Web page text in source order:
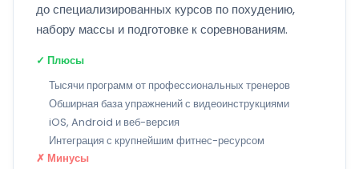
до специализированных курсов по похудению,
набору массы и подготовке к соревнованиям.
✓ Плюсы
Тысячи программ от профессиональных тренеров
Обширная база упражнений с видеоинструкциями
iOS, Android и веб-версия
Интеграция с крупнейшим фитнес-ресурсом
✗ Минусы